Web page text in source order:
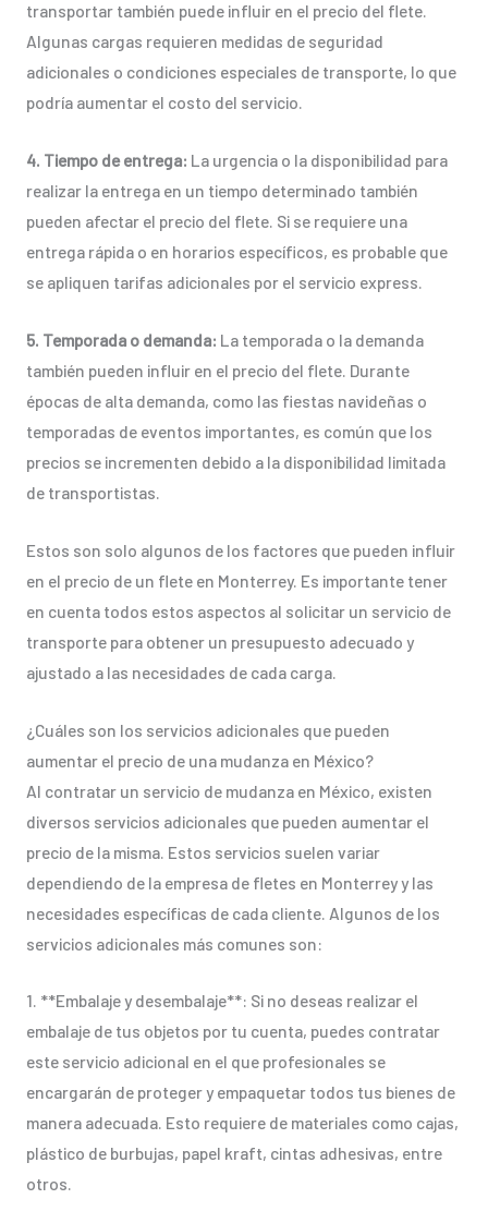
transportar también puede influir en el precio del flete.
Algunas cargas requieren medidas de seguridad
adicionales o condiciones especiales de transporte, lo que
podría aumentar el costo del servicio.
4. Tiempo de entrega: La urgencia o la disponibilidad para
realizar la entrega en un tiempo determinado también
pueden afectar el precio del flete. Si se requiere una
entrega rápida o en horarios específicos, es probable que
se apliquen tarifas adicionales por el servicio express.
5. Temporada o demanda: La temporada o la demanda
también pueden influir en el precio del flete. Durante
épocas de alta demanda, como las fiestas navideñas o
temporadas de eventos importantes, es común que los
precios se incrementen debido a la disponibilidad limitada
de transportistas.
Estos son solo algunos de los factores que pueden influir
en el precio de un flete en Monterrey. Es importante tener
en cuenta todos estos aspectos al solicitar un servicio de
transporte para obtener un presupuesto adecuado y
ajustado a las necesidades de cada carga.
¿Cuáles son los servicios adicionales que pueden
aumentar el precio de una mudanza en México?
Al contratar un servicio de mudanza en México, existen
diversos servicios adicionales que pueden aumentar el
precio de la misma. Estos servicios suelen variar
dependiendo de la empresa de fletes en Monterrey y las
necesidades específicas de cada cliente. Algunos de los
servicios adicionales más comunes son:
1. **Embalaje y desembalaje**: Si no deseas realizar el
embalaje de tus objetos por tu cuenta, puedes contratar
este servicio adicional en el que profesionales se
encargarán de proteger y empaquetar todos tus bienes de
manera adecuada. Esto requiere de materiales como cajas,
plástico de burbujas, papel kraft, cintas adhesivas, entre
otros.